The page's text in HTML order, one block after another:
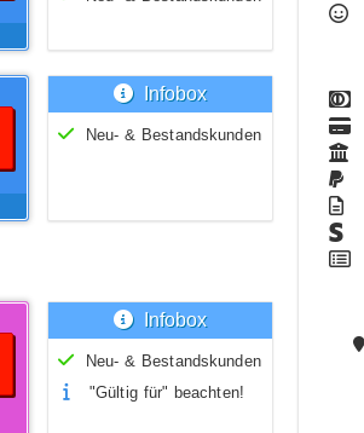
Infobox
Neu- & Bestandskunden
Infobox
Neu- & Bestandskunden
"Gültig für" beachten!